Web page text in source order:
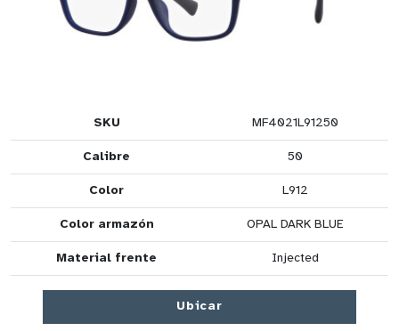
SKU MF4021L91250
Calibre 50
Color L912
Color armazón OPAL DARK BLUE
Material frente Injected
Ubicar